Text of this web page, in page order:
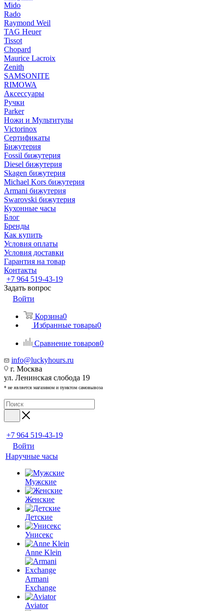
Mido
Rado
Raymond Weil
TAG Heuer
Tissot
Chopard
Maurice Lacroix
Zenith
SAMSONITE
RIMOWA
Аксессуары
Ручки
Parker
Ножи и Мультитулы
Victorinox
Сертификаты
Бижутерия
Fossil бижутерия
Diesel бижутерия
Skagen бижутерия
Michael Kors бижутерия
Armani бижутерия
Swarovski бижутерия
Кухонные часы
Блог
Бренды
Как купить
Условия оплаты
Условия доставки
Гарантия на товар
Контакты
+7 964 519-43-19
Задать вопрос
Войти
Корзина0
Избранные товары0
Сравнение товаров0
info@luckyhours.ru
г. Москва
ул. Ленинская слобода 19
* не является магазином и пунктом самовывоза
+7 964 519-43-19
Войти
Наручные часы
Мужские
Женские
Детские
Унисекс
Anne Klein
Armani
Exchange
Aviator